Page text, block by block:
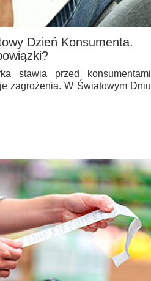
Dzień Konsumenta.
stawia przed konsumentami
zagrożenia. W Światowym Dniu